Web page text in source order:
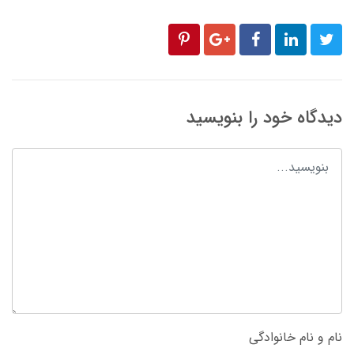
دیدگاه خود را بنویسید
نام و نام خانوادگی